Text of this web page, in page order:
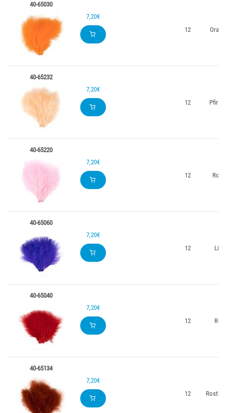
40-65030
7,20€
12
40-65232
7,20€
12
40-65220
7,20€
12
Rosa
40-65060
7,20€
12
Lila
40-65040
7,20€
12
Rot
40-65134
7,20€
12